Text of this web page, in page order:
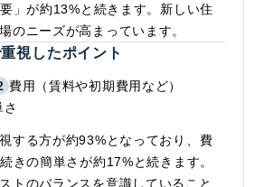
」が約13%と続きます。新しい住
のニーズが高まっています。
視したポイント
費用（賃料や初期費用など）
する方が約93%となっており、費
きの簡単さが約17%と続きます。
トのバランスを意識していること